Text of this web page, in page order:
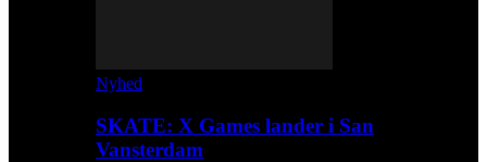
Nyhed
SKATE: X Games lander i San
Vansterdam